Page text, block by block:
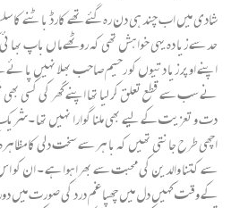
شادی میں اب چند ہی دن رہ گئے تھے کارڈ با ٹنے کا
حد سے زیا دہ یہی خوا ہش تھی کہ روٹھے ما ں باپ بھا
اپنے اوپر زیا دتیوں کو رحیم صاحب بھلا نہیں پا
نے سب سے قطع تعلق کر لیا تھا اپنے گھر کی کسی بھی
دت و تعزیت کے لیے بھی ملنا گوارا نہیں تھا
اچھی طرح جانتی تھیں کہ با ہر سے سخت دلی کا
سے کتنا والدین کی محبت سے بھرا ہوا ہے ۔ ان کو
کے وقت کہیں دل میں چھپا غم درد کی صورت میں